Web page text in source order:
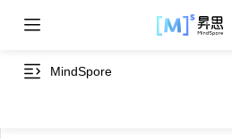
MindSpore